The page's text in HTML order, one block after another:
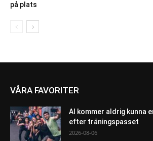
på plats
VÅRA FAVORITER
AI kommer aldrig kunna
efter träningspasset
2026-08-06